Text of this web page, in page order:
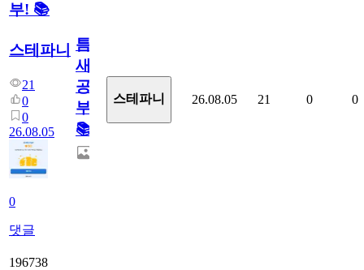
부! 📚
스테파니
21
0
0
26.08.05
0
댓글
틈
새
공
부!
📚
스테파니 26.08.05 21 0 0
196738